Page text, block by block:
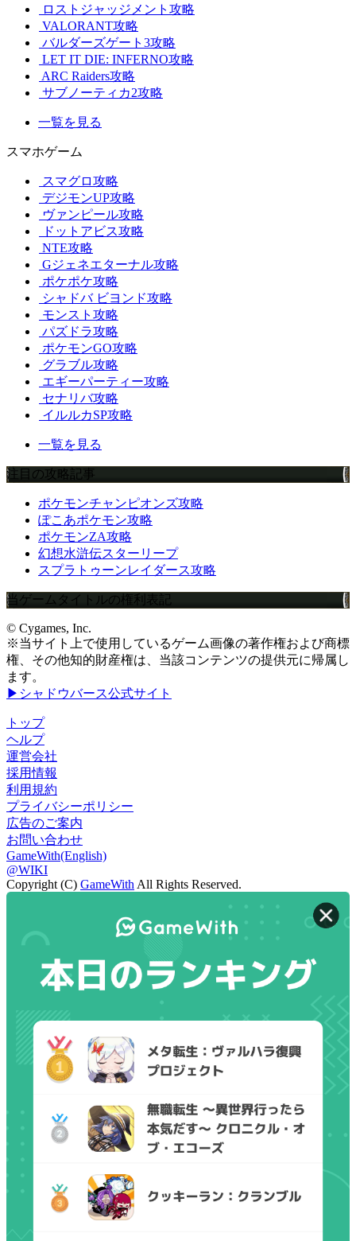
ロストジャッジメント攻略
VALORANT攻略
バルダーズゲート3攻略
LET IT DIE: INFERNO攻略
ARC Raiders攻略
サブノーティカ2攻略
一覧を見る
スマホゲーム
スマグロ攻略
デジモンUP攻略
ヴァンピール攻略
ドットアビス攻略
NTE攻略
Gジェネエターナル攻略
ポケポケ攻略
シャドバ ビヨンド攻略
モンスト攻略
パズドラ攻略
ポケモンGO攻略
グラブル攻略
エギーパーティー攻略
セナリバ攻略
イルルカSP攻略
一覧を見る
注目の攻略記事
ポケモンチャンピオンズ攻略
ぽこあポケモン攻略
ポケモンZA攻略
幻想水滸伝スターリープ
スプラトゥーンレイダース攻略
当ゲームタイトルの権利表記
© Cygames, Inc.
※当サイト上で使用しているゲーム画像の著作権および商標
権、その他知的財産権は、当該コンテンツの提供元に帰属し
ます。
▶シャドウバース公式サイト
トップ
ヘルプ
運営会社
採用情報
利用規約
プライバシーポリシー
広告のご案内
お問い合わせ
GameWith(English)
@WIKI
Copyright (C) GameWith All Rights Reserved.